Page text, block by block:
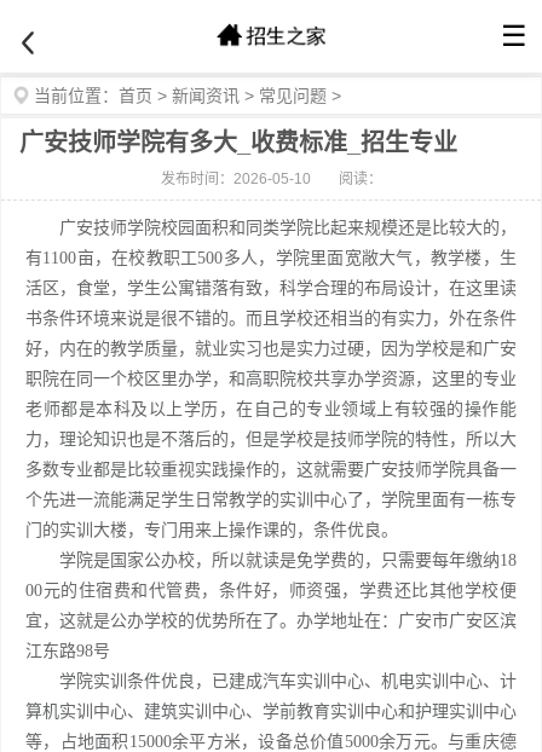
☰
当前位置： 首页 > 新闻资讯 > 常见问题 >
广安技师学院有多大_收费标准_招生专业
发布时间：2026-05-10 阅读：
广安技师学院校园面积和同类学院比起来规模还是比较大的，
有1100亩，在校教职工500多人，学院里面宽敞大气，教学楼，生
活区，食堂，学生公寓错落有致，科学合理的布局设计，在这里读
书条件环境来说是很不错的。而且学校还相当的有实力，外在条件
好，内在的教学质量，就业实习也是实力过硬，因为学校是和广安
职院在同一个校区里办学，和高职院校共享办学资源，这里的专业
老师都是本科及以上学历，在自己的专业领域上有较强的操作能
力，理论知识也是不落后的，但是学校是技师学院的特性，所以大
多数专业都是比较重视实践操作的，这就需要广安技师学院具备一
个先进一流能满足学生日常教学的实训中心了，学院里面有一栋专
门的实训大楼，专门用来上操作课的，条件优良。
学院是国家公办校，所以就读是免学费的，只需要每年缴纳18
00元的住宿费和代管费，条件好，师资强，学费还比其他学校便
宜，这就是公办学校的优势所在了。办学地址在：广安市广安区滨
江东路98号
学院实训条件优良，已建成汽车实训中心、机电实训中心、计
算机实训中心、建筑实训中心、学前教育实训中心和护理实训中心
等，占地面积15000余平方米，设备总价值5000余万元。与重庆德